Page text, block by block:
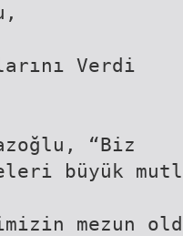
Verdi
“Biz
büyük
mezun